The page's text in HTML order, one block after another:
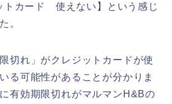
トカード 使えない】という感じ
。
切れ」がクレジットカードが使
る可能性があることが分かりま
有効期限切れがマルマンH&Bの